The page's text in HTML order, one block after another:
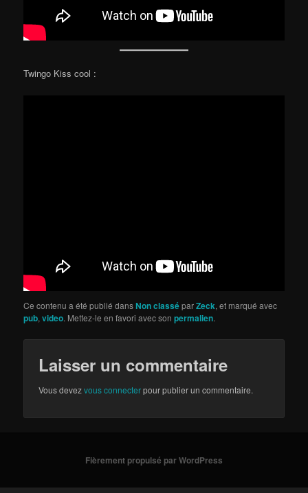
Twingo Kiss cool :
Ce contenu a été publié dansNon classéparZeck, et marqué avec
pub,video. Mettez-le en favori avec sonpermalien.
Laisser un commentaire
Vous devezvous connecterpour publier un commentaire.
Fièrement propulsé par WordPress